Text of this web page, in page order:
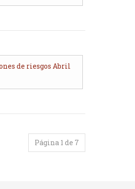
de riesgos Abril
Página 1 de 7